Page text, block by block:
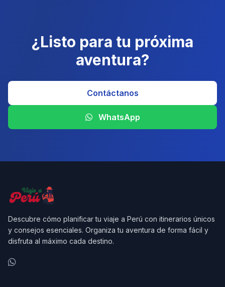
¿Listo para tu próxima
aventura?
Contáctanos
WhatsApp
Descubre cómo planificar tu viaje a Perú con itinerarios únicos
y consejos esenciales. Organiza tu aventura de forma fácil y
disfruta al máximo cada destino.